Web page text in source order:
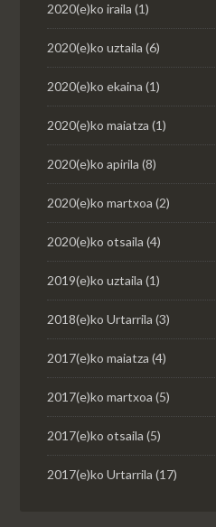
2020(e)ko iraila (1)
2020(e)ko uztaila (6)
2020(e)ko ekaina (1)
2020(e)ko maiatza (1)
2020(e)ko apirila (8)
2020(e)ko martxoa (2)
2020(e)ko otsaila (4)
2019(e)ko uztaila (1)
2018(e)ko Urtarrila (3)
2017(e)ko maiatza (4)
2017(e)ko martxoa (5)
2017(e)ko otsaila (5)
2017(e)ko Urtarrila (17)